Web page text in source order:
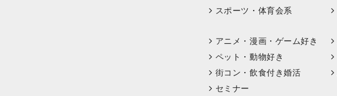
スポーツ・体育会系
アニメ・漫画・ゲーム好き
ペット・動物好き
街コン・飲食付き婚活
セミナー